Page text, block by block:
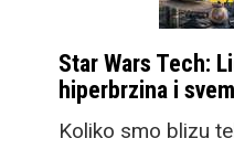
Star Wars Tech:
hiperbrzina i
Koliko smo blizu